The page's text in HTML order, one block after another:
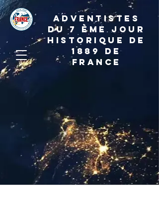
ADVENTISTES
DU 7 ème JOUR
HISTORIQUE DE
1889 de
france